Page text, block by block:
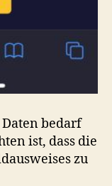
bedarf
ist, dass die
zu